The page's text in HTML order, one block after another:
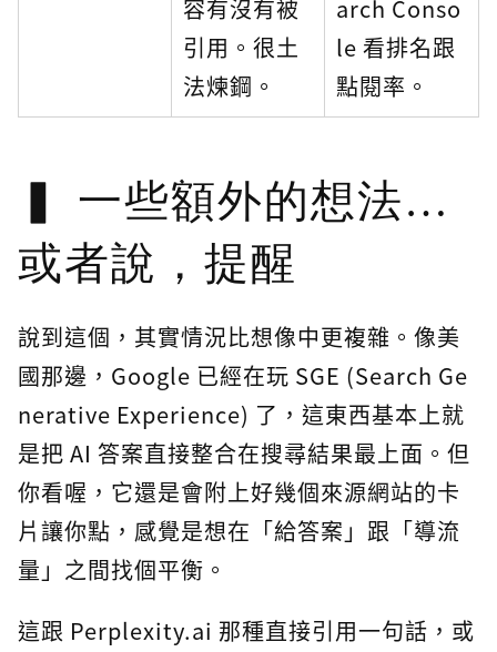
容有沒有被
引用。很土
法煉鋼。
arch Conso
le 看排名跟
點閱率。
一些額外的想法…
或者說，提醒
說到這個，其實情況比想像中更複雜。像美
國那邊，Google 已經在玩 SGE (Search Ge
nerative Experience) 了，這東西基本上就
是把 AI 答案直接整合在搜尋結果最上面。但
你看喔，它還是會附上好幾個來源網站的卡
片讓你點，感覺是想在「給答案」跟「導流
量」之間找個平衡。
這跟 Perplexity.ai 那種直接引用一句話，或